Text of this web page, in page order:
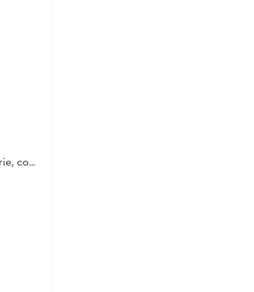
ALGUADO DE LAS MARISMAS Alexandre Hugo Marie, comte